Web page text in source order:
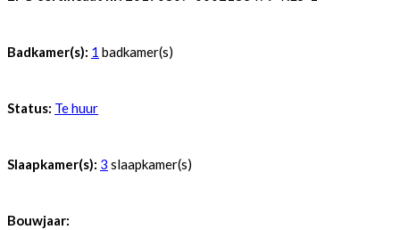
Badkamer(s): 1 badkamer(s)
Status: Te huur
Slaapkamer(s): 3 slaapkamer(s)
Bouwjaar: